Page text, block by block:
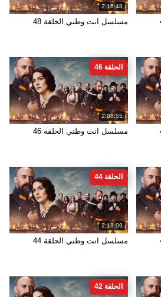
2:16:48
مسلسل انت وطني الحلقة 48
2:08:55
الحلقة 46
مسلسل انت وطني الحلقة 46
2:13:09
الحلقة 44
مسلسل انت وطني الحلقة 44
الحلقة 42